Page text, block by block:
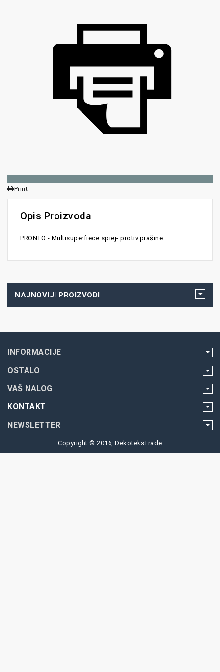
Print
Opis Proizvoda
PRONTO - Multisuperfiece sprej- protiv prašine
NAJNOVIJI PROIZVODI
INFORMACIJE
OSTALO
VAŠ NALOG
KONTAKT
NEWSLETTER
Copyright © 2016, DekoteksTrade